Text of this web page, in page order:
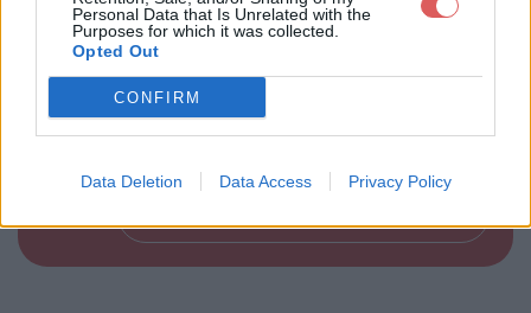
Personal Data that Is Unrelated with the
Purposes for which it was collected.
Opted Out
CONFIRM
Data Deletion Data Access Privacy Policy
Télécharger le fichier testfb.htm
Télécharger testfb.htm